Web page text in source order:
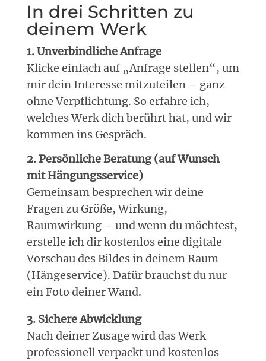
In drei Schritten zu
deinem Werk
1. Unverbindliche Anfrage
Klicke einfach auf „Anfrage stellen“, um
mir dein Interesse mitzuteilen – ganz
ohne Verpflichtung. So erfahre ich,
welches Werk dich berührt hat, und wir
kommen ins Gespräch.
2. Persönliche Beratung (auf Wunsch
mit Hängungsservice)
Gemeinsam besprechen wir deine
Fragen zu Größe, Wirkung,
Raumwirkung – und wenn du möchtest,
erstelle ich dir kostenlos eine digitale
Vorschau des Bildes in deinem Raum
(Hängeservice). Dafür brauchst du nur
ein Foto deiner Wand.
3. Sichere Abwicklung
Nach deiner Zusage wird das Werk
professionell verpackt und kostenlos